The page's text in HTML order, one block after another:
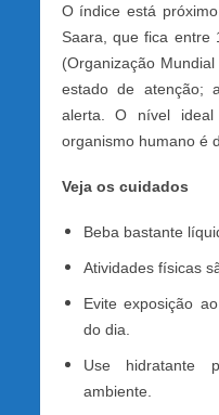
O índice está
Saara, que fica entre
(Organização
estado de atenção;
alerta. O nível
organismo humano é
Veja os cuidados
Beba bastante
Atividades físicas
Evite exposição
do dia.
Use hidratante
ambiente.